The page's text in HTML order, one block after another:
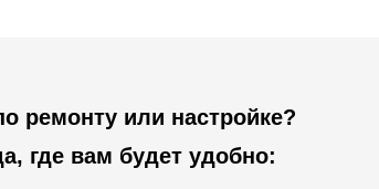
ремонту или настройке?
где вам будет удобно: